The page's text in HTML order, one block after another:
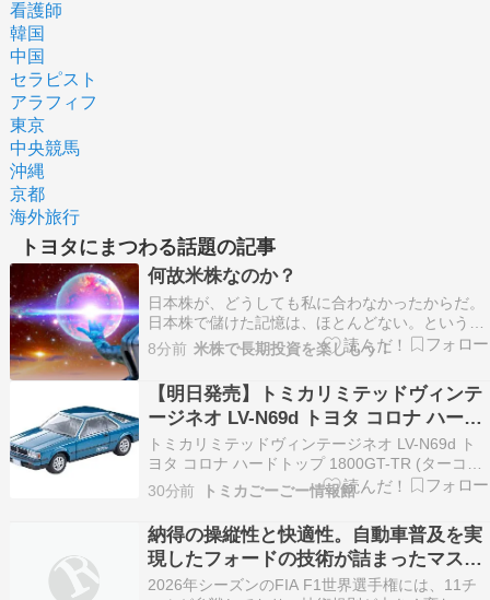
看護師
韓国
中国
セラピスト
アラフィフ
東京
中央競馬
沖縄
京都
海外旅行
トヨタにまつわる話題の記事
何故米株なのか？
日本株が、どうしても私に合わなかったからだ。
日本株で儲けた記憶は、ほとんどない。というよ
り、ほとんど負けてきたと言った方が正しいかも
しれない。いや、笑いごとではあるけれど、もし
かしたら一度も勝っていないのかもしれない
（笑）。 でも、それでも離れなかった。トヨタを
持っていたことも…
8分前 米株で長期投資を楽しもう！
【明日発売】トミカリミテッドヴィンテ
ージネオ LV-N69d トヨタ コロナ ハード
トップ 1800GT-TR (ターコイズ) 84年式
(8/8発売)
トミカリミテッドヴィンテージネオ LV-N69d ト
ヨタ コロナ ハードトップ 1800GT-TR (ターコイ
ズ) 84年式発売日:8/8DMM通販ビックカメラ
AmazonタカラトミーモールYahoo!楽天
30分前 トミカごーごー情報館
納得の操縦性と快適性。自動車普及を実
現したフォードの技術が詰まったマスタ
ング【F1参戦メーカーのフラッグシップ
2026年シーズンのFIA F1世界選手権には、11チ